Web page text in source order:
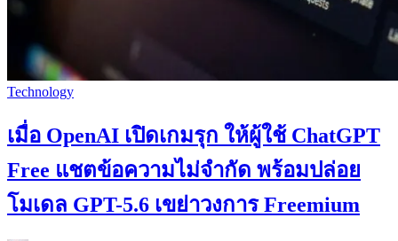
Technology
เมื่อ OpenAI เปิดเกมรุก ให้ผู้ใช้ ChatGPT
Free แชตข้อความไม่จำกัด พร้อมปล่อย
โมเดล GPT-5.6 เขย่าวงการ Freemium